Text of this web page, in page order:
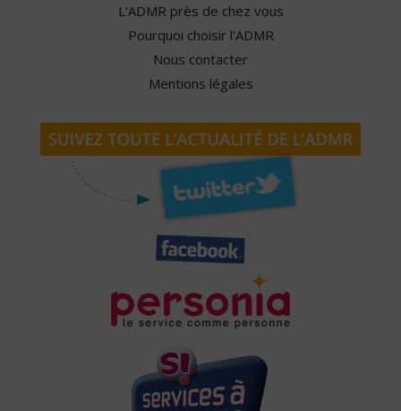
L'ADMR près de chez vous
Pourquoi choisir l'ADMR
Nous contacter
Mentions légales